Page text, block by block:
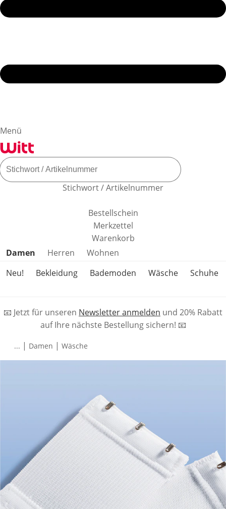
Menü
Stichwort / Artikelnummer
Bestellschein
Merkzettel
Warenkorb
Produktkategorien überspringen
Damen Herren
Wohnen
Neu!
Bekleidung Bademoden Wäsche Schuhe
📧 Jetzt für unseren Newsletter anmelden und 20% Rabatt
auf Ihre nächste Bestellung sichern! 📧
... | Damen | Wäsche